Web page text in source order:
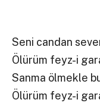
Seni candan
Ölürüm feyz-i
Sanma ölmekle
Ölürüm feyz-i